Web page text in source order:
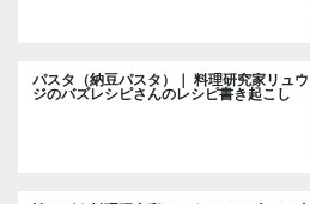
パスタ（納豆パスタ）｜ 料理研究家リュウ
ジのバズレシピさんのレシピ書き起こし